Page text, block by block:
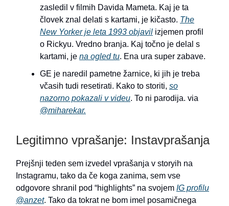
zasledil v filmih Davida Mameta. Kaj je ta
človek znal delati s kartami, je kičasto. The
New Yorker je leta 1993 objavil izjemen profil
o Rickyu. Vredno branja. Kaj točno je delal s
kartami, je na ogled tu. Ena ura super zabave.
GE je naredil pametne žarnice, ki jih je treba
včasih tudi resetirati. Kako to storiti, so
nazorno pokazali v videu. To ni parodija. via
@miharekar.
Legitimno vprašanje: Instavprašanja
Prejšnji teden sem izvedel vprašanja v storyih na
Instagramu, tako da če koga zanima, sem vse
odgovore shranil pod “highlights” na svojem IG profilu
@anzet. Tako da tokrat ne bom imel posamičnega